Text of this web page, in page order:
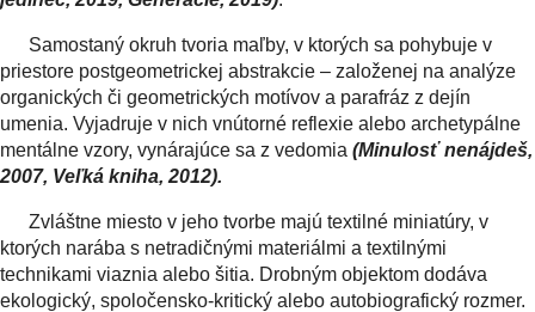
Samostaný okruh tvoria maľby, v ktorých sa pohybuje v
priestore postgeometrickej abstrakcie – založenej na analýze
organických či geometrických motívov a parafráz z dejín
umenia. Vyjadruje v nich vnútorné reflexie alebo archetypálne
mentálne vzory, vynárajúce sa z vedomia (Minulosť nenájdeš,
2007, Veľká kniha, 2012).
Zvláštne miesto v jeho tvorbe majú textilné miniatúry, v
ktorých narába s netradičnými materiálmi a textilnými
technikami viaznia alebo šitia. Drobným objektom dodáva
ekologický, spoločensko-kritický alebo autobiografický rozmer.